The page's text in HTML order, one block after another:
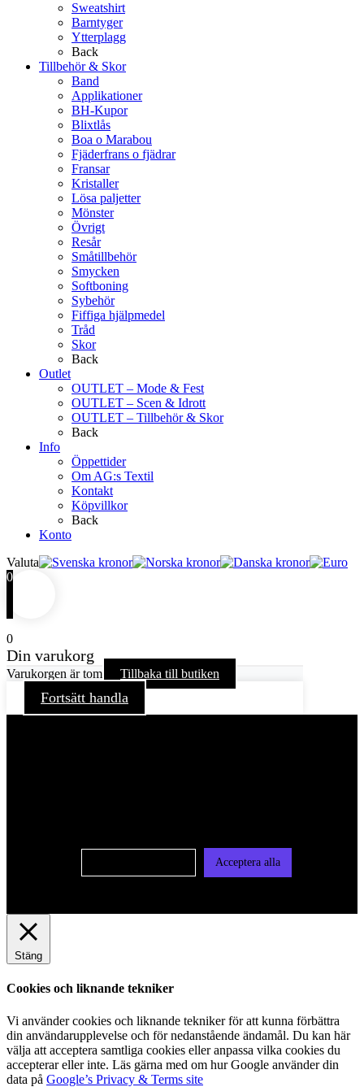
Sweatshirt
Barntyger
Ytterplagg
Back
Tillbehör & Skor
Band
Applikationer
BH-Kupor
Blixtlås
Boa o Marabou
Fjäderfrans o fjädrar
Fransar
Kristaller
Lösa paljetter
Mönster
Övrigt
Resår
Småtillbehör
Smycken
Softboning
Sybehör
Fiffiga hjälpmedel
Tråd
Skor
Back
Outlet
OUTLET – Mode & Fest
OUTLET – Scen & Idrott
OUTLET – Tillbehör & Skor
Back
Info
Öppettider
Om AG:s Textil
Kontakt
Köpvillkor
Back
Konto
Valuta
0
0
Din varukorg
Varukorgen är tom Tillbaka till butiken
Fortsätt handla
Acceptera alla
Stäng
Cookies och liknande tekniker
Vi använder cookies och liknande tekniker för att kunna förbättra
din användarupplevelse och för nedanstående ändamål. Du kan här
välja att acceptera samtliga cookies eller anpassa vilka cookies du
accepterar eller inte. Läs gärna med om hur Google använder din
data på Google’s Privacy & Terms site